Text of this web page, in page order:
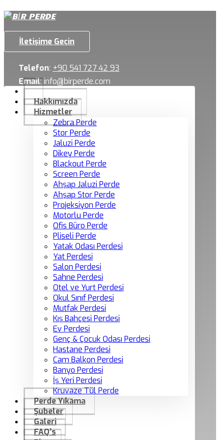
İletişime Geçin
Telefon: +90 541 727 42 93
Email:info@birperde.com
Hakkımızda
Hizmetler
Zebra Perde
Stor Perde
Jaluzi Perde
Dikey Perde
Blackout Perde
Screen Perde
Ahşap Jaluzi Perde
Ahşap Stor Perde
Projeksiyon Perde
Motorlu Perde
Ofis Büro Perde
Pliseli Perde
Yatak Odası Perdesi
Yat Perdesi
Salon Perdesi
Sahne Perdesi
Otel ve Yurt Perdesi
Okul Sınıf Perdesi
Mutfak Perdesi
Kış Bahçesi Perdesi
Ev Perdesi
Genç & Çocuk Odası Perdesi
Hastane Perdesi
Cam Balkon Perdesi
Banyo Perdesi
İş Yeri Perdesi
Kruvaze Tül Perde
Perde Yıkama
Şubeler
Galeri
FAQ’s